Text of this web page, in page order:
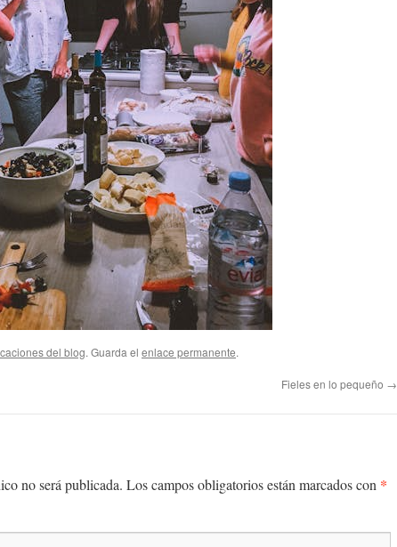
del blog. Guarda el enlace permanente.
Fieles en lo pequeño →
no será publicada. Los campos obligatorios están marcados con *